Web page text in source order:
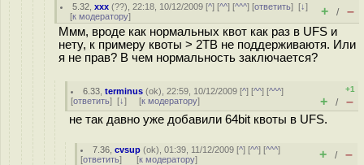
5.32 ,xxx (??), 22:18, 10/12/2009 [^] [^^] [^^^] [ответить][↓]
[к модератору] + / –
Ммм, вроде как нормальных квот как раз в UFS и
нету, к примеру квоты > 2TB не поддерживаютя. Или
я не прав? В чем нормальность заключается?
6.33 ,terminus (ok), 22:59, 10/12/2009 [^] [^^] [^^^]
[ответить] [↓] [к модератору]
+1
+ / –
не так давно уже добавили 64bit квоты в UFS.
7.36 ,cvsup (ok), 01:39, 11/12/2009 [^] [^^] [^^^]
[ответить] [к модератору] + / –